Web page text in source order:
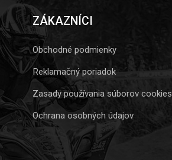
ZÁKAZNÍCI
Obchodné podmienky
Reklamačný poriadok
Zasady používania súborov cookies
Ochrana osobných údajov